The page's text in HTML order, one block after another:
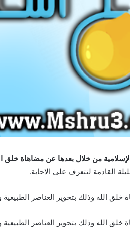
من خلال بعدها عن مضاهاة خلق
القادمة لنتعرف على الاجابة.
الله وذلك بتحوير العناصر الطبيعية